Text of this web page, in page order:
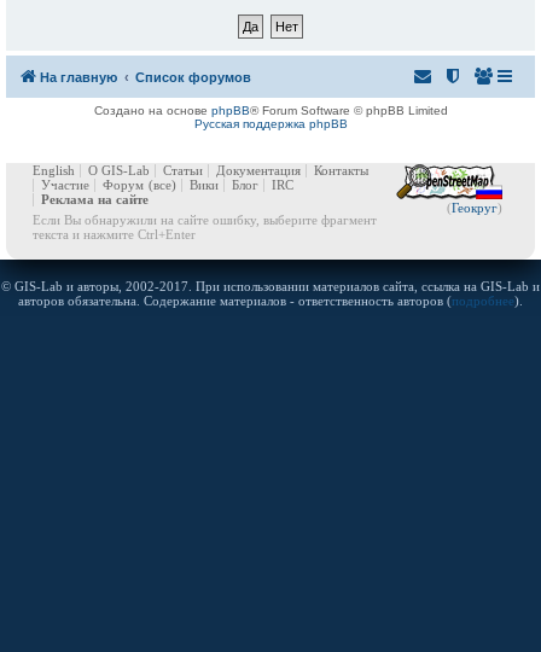
На главную Список форумов
Создано на основе phpBB® Forum Software © phpBB Limited
Русская поддержка phpBB
(Геокруг)
English О GIS-Lab Статьи Документация
Контакты
Участие
Форум (все) Вики Блог
IRC
Реклама на сайте
Если Вы обнаружили на сайте ошибку, выберите фрагмент
текста и нажмите Ctrl+Enter
© GIS-Lab и авторы, 2002-2017. При использовании материалов сайта, ссылка на GIS-Lab и
авторов обязательна. Содержание материалов - ответственность авторов (подробнее).